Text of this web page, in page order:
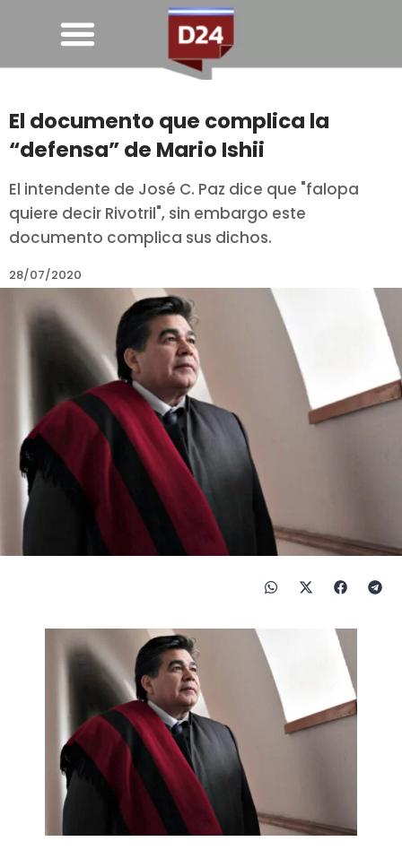
El documento que complica la
“defensa” de Mario Ishii
El intendente de José C. Paz dice que "falopa
quiere decir Rivotril", sin embargo este
documento complica sus dichos.
28/07/2020